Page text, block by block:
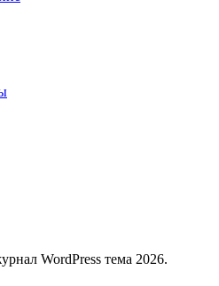
WordPress тема 2026.